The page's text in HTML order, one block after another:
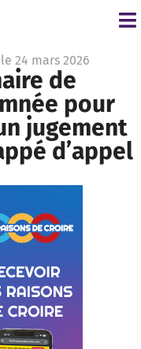
24 mars 2026
de
pour
jugement
d’appel